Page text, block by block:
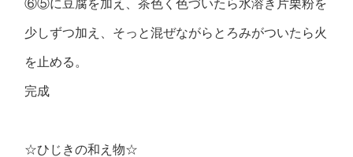
⑥⑤に豆腐を加え、茶色く色づいたら水溶き片栗粉を
少しずつ加え、そっと混ぜながらとろみがついたら火
を止める。
完成
☆ひじきの和え物☆